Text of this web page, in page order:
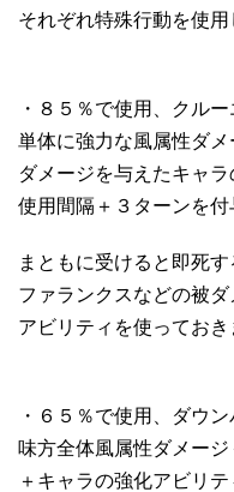
それぞれ特殊行動を使用
・８５％で使用、クルー
単体に強力な風属性ダメ
ダメージを与えたキャ
使用間隔＋３ターンを付
まともに受けると即死
ファランクスなどの被ダ
アビリティを使っておき
・６５％で使用、ダウン
味方全体風属性ダメー
＋キャラの強化アビリ